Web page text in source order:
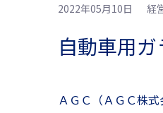
2022年05月10日
経
自動車用
ＡＧＣ（ＡＧＣ株